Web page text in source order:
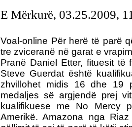
E Mërkurë, 03.25.2009,
Voal-online Për herë të parë
tre zviceranë në garat e
Pranë Daniel Etter, fituesit të
Steve Guerdat është
zhvillohet midis 16 dhe 19
medaljes së argjendë prej
kualifikuese me No Mercy
Amerikë. Amazona nga